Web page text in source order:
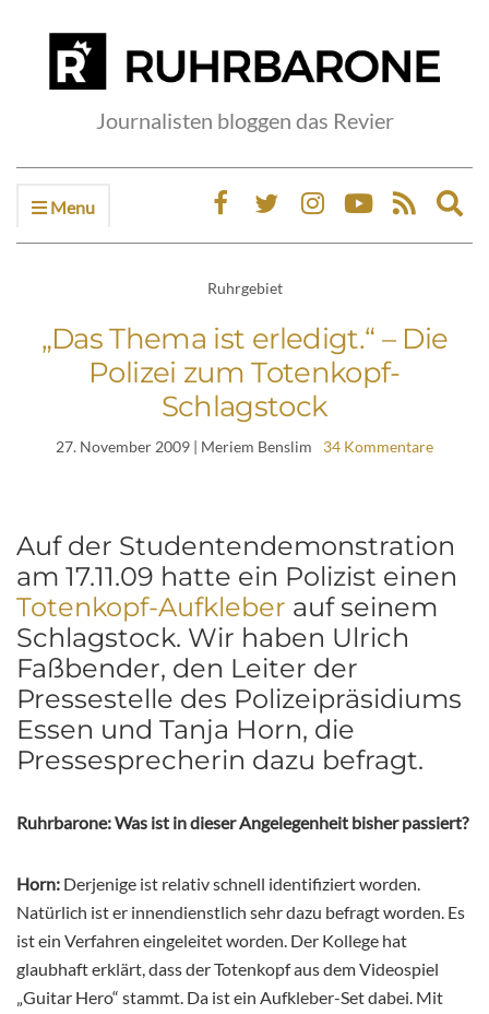
Journalisten bloggen das Revier
Menu
Ruhrgebiet
„Das Thema ist erledigt.“ – Die
Polizei zum Totenkopf-
Schlagstock
27. November 2009 | Meriem Benslim 34 Kommentare
Auf der Studentendemonstration
am 17.11.09 hatte ein Polizist einen
Totenkopf-Aufkleber auf seinem
Schlagstock. Wir haben Ulrich
Faßbender, den Leiter der
Pressestelle des Polizeipräsidiums
Essen und Tanja Horn, die
Pressesprecherin dazu befragt.
Ruhrbarone: Was ist in dieser Angelegenheit bisher passiert?
Horn: Derjenige ist relativ schnell identifiziert worden.
Natürlich ist er innendienstlich sehr dazu befragt worden. Es
ist ein Verfahren eingeleitet worden. Der Kollege hat
glaubhaft erklärt, dass der Totenkopf aus dem Videospiel
„Guitar Hero“ stammt. Da ist ein Aufkleber-Set dabei. Mit